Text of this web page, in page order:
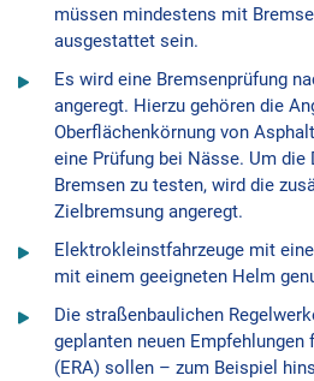
müssen mindestens mit
ausgestattet sein.
Es wird eine Bremsenprüfung
angeregt. Hierzu gehören die
Oberflächenkörnung von
eine Prüfung bei Nässe. Um die
Bremsen zu testen, wird die
Zielbremsung angeregt.
Elektrokleinstfahrzeuge mit
mit einem geeigneten Helm
Die straßenbaulichen
geplanten neuen Empfehlungen
(ERA) sollen – zum Beispiel